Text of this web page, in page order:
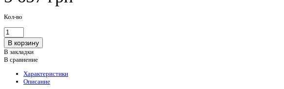
Кол-во
В закладки
В сравнение
Характеристики
Описание